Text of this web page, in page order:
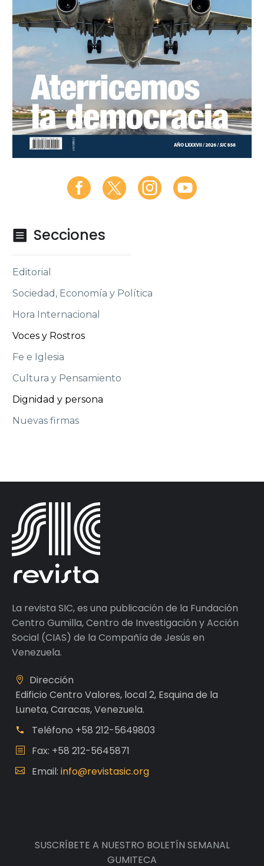
 Secciones
Editorial
Sociedad, Economía y Política
Hora Internacional
Voces y Rostros
Fe e Iglesia
Cultura y Pensamiento
Dignidad y persona
Nuevas firmas
La revista SIC, es una publicación de la Fundación
Centro Gumilla, Centro de Investigación y Acción
Social (CIAS) de la Compañía de Jesús en
Venezuela.
Dirección
Edificio Centro Valores, local 2, Esquina de la
Luneta, Caracas, Venezuela.
Teléfono +58 212-5649803
Fax: +58 212-5645871
Email: info@revistasic.org
SUSCRÍBETE A NUESTRO BOLETÍN SEMANAL
GUMITECA